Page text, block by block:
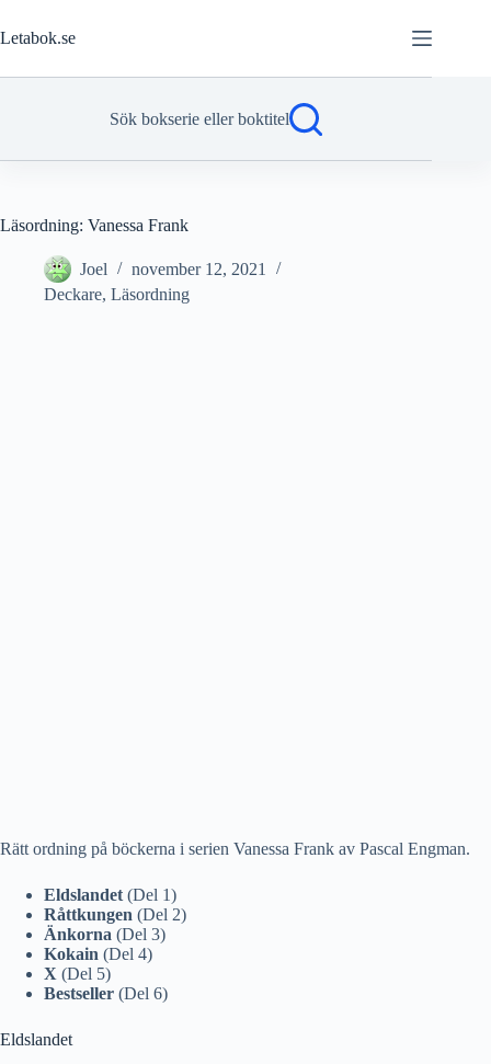
till
innehåll
Letabok.se
Sök bokserie eller boktitel
Läsordning: Vanessa Frank
Joel
november 12, 2021
Deckare, Läsordning
Rätt ordning på böckerna i serien Vanessa Frank av Pascal Engman.
Eldslandet (Del 1)
Råttkungen (Del 2)
Änkorna (Del 3)
Kokain (Del 4)
X (Del 5)
Bestseller (Del 6)
Eldslandet